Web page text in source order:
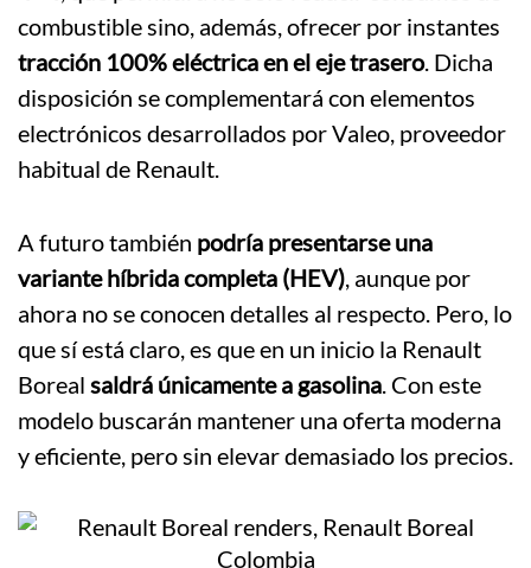
combustible sino, además, ofrecer por instantes
tracción 100% eléctrica en el eje trasero. Dicha
disposición se complementará con elementos
electrónicos desarrollados por Valeo, proveedor
habitual de Renault.
A futuro también podría presentarse una
variante híbrida completa (HEV), aunque por
ahora no se conocen detalles al respecto. Pero, lo
que sí está claro, es que en un inicio la Renault
Boreal saldrá únicamente a gasolina. Con este
modelo buscarán mantener una oferta moderna
y eficiente, pero sin elevar demasiado los precios.